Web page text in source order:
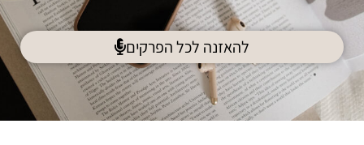
להאזנה לכל הפרקים